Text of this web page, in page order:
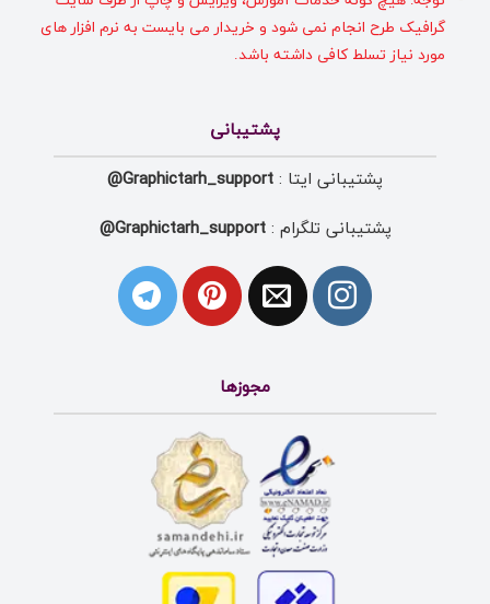
گرافیک طرح انجام نمی شود و خریدار می بایست به نرم افزار های
مورد نیاز تسلط کافی داشته باشد.
پشتیبانی
پشتیبانی ایتا : Graphictarh_support@
پشتیبانی تلگرام :Graphictarh_support@
مجوزها